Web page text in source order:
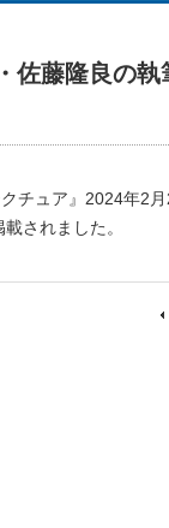
佐藤隆良の
チュア』2024年2
されました。